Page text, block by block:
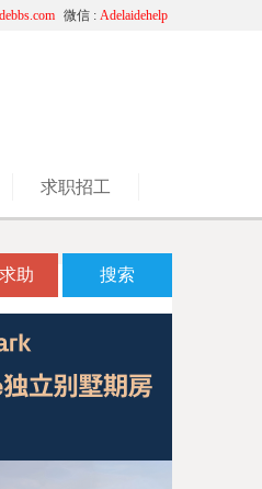
微信 : Adelaidehelp
求职招工
助 搜索